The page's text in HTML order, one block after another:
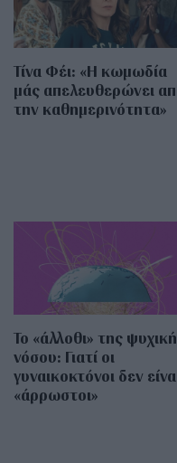
Τίνα Φέι: «Η κωμωδία
μάς απελευθερώνει
την καθημερινότητα»
Το «άλλοθι» της
νόσου: Γιατί οι
γυναικοκτόνοι δεν
«άρρωστοι»